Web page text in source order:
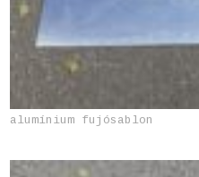
alumínium fujósablon